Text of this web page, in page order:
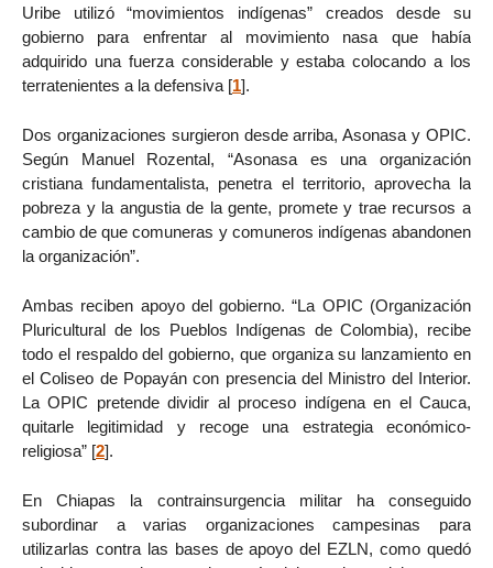
Uribe utilizó “movimientos indígenas” creados desde su
gobierno para enfrentar al movimiento nasa que había
adquirido una fuerza considerable y estaba colocando a los
terratenientes a la defensiva [1].
Dos organizaciones surgieron desde arriba, Asonasa y OPIC.
Según Manuel Rozental, “Asonasa es una organización
cristiana fundamentalista, penetra el territorio, aprovecha la
pobreza y la angustia de la gente, promete y trae recursos a
cambio de que comuneras y comuneros indígenas abandonen
la organización”.
Ambas reciben apoyo del gobierno. “La OPIC (Organización
Pluricultural de los Pueblos Indígenas de Colombia), recibe
todo el respaldo del gobierno, que organiza su lanzamiento en
el Coliseo de Popayán con presencia del Ministro del Interior.
La OPIC pretende dividir al proceso indígena en el Cauca,
quitarle legitimidad y recoge una estrategia económico-
religiosa” [2].
En Chiapas la contrainsurgencia militar ha conseguido
subordinar a varias organizaciones campesinas para
utilizarlas contra las bases de apoyo del EZLN, como quedó